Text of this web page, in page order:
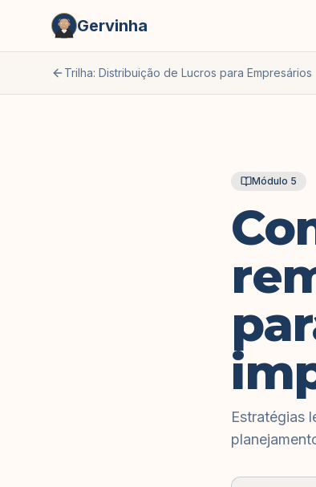
Gervinha
Trilha: Distribuição de Lucros para Empresários
Módulo 5
Estratégias